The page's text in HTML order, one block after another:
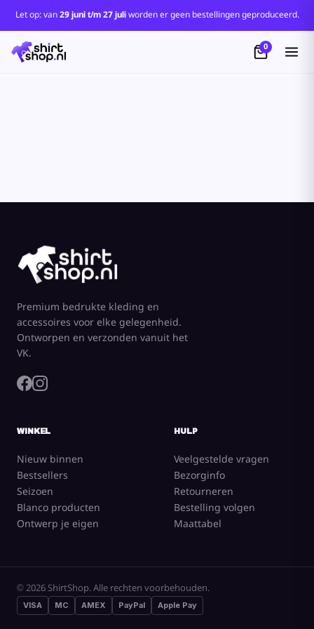
Let op: van29 juni t/m 27 juliworden er geen bestellingen geproduceerd.
0
Premium bedrukte kleding en
accessoires voor elke gelegenheid.
Ontworpen en verzonden vanuit het
VK.
WINKEL
Nieuw binnen
Bestsellers
Seizoen
Blanco producten
Ontwerp je eigen
HULP
Veelgestelde vragen
Bezorginfo
Retourneren
Bestelling volgen
Maattabel
© 2026 ShirtShop. Alle rechten voorbehouden.
VISA MC AMEX PayPal Apple Pay
Standaard
Price: Lowest First
Price: Highest First